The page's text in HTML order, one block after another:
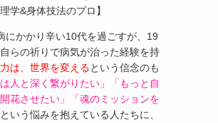
学&身体技法のプロ】
にかかり辛い10代を過ごすが、19
らの祈りで病気が治った経験を持
は、世界を変えるという信念のも
は人と深く繋がりたい」「もっと自
花させたい」「魂のミッションを
という悩みを抱えている人たちに、